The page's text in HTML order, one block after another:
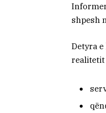
shpesh
Detyra
realitetit